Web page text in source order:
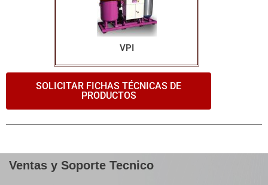
VPI
SOLICITAR FICHAS TÉCNICAS DE
PRODUCTOS
Ventas y Soporte Tecnico